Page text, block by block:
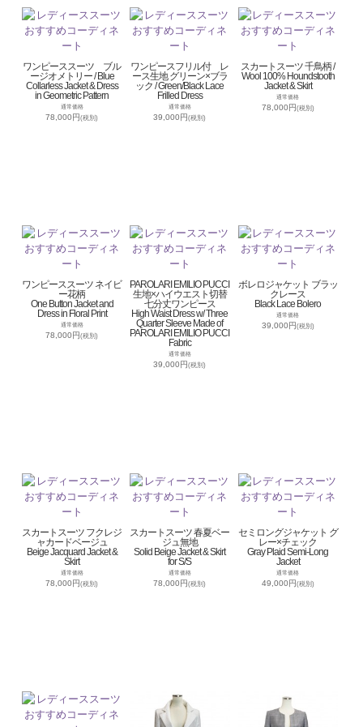
ワンピーススーツ ブル
ージオメトリー / Blue
Collarless Jacket & Dress
in Geometric Pattern
通常価格
78,000円(税別)
ワンピースフリル付 レ
ース生地 グリーン×ブラ
ック / Green/Black Lace
Frilled Dress
通常価格
39,000円(税別)
スカートスーツ 千鳥柄 /
Wool 100% Houndstooth
Jacket & Skirt
通常価格
78,000円 (税別)
ワンピーススーツ ネイビ
ー花柄
One Button Jacket and
Dress in Floral Print
通常価格
78,000円(税別)
PAROLARI EMILIO PUCCI
生地×ハイウエスト切替
七分丈ワンピース
High Waist Dress w/ Three
Quarter Sleeve Made of
PAROLARI EMILIO PUCCI
Fabric
通常価格
39,000円(税別)
ボレロジャケット ブラッ
クレース
Black Lace Bolero
通常価格
39,000円 (税別)
スカートスーツ フクレジ
ャカードベージュ
Beige Jacquard Jacket &
Skirt
通常価格
78,000円(税別)
スカートスーツ 春夏ベー
ジュ無地
Solid Beige Jacket & Skirt
for S/S
通常価格
78,000円(税別)
セミロングジャケット グ
レー×チェック
Gray Plaid Semi-Long
Jacket
通常価格
49,000円 (税別)